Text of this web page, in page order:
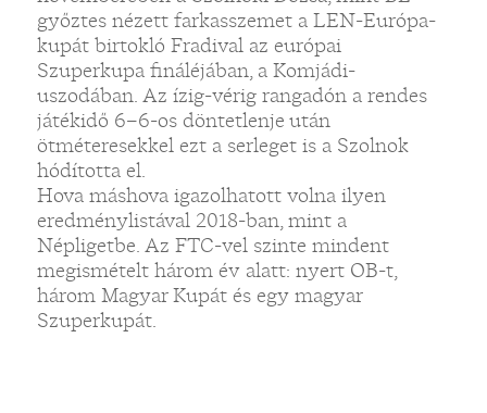
győztes nézett farkasszemet a LEN-Európa-
kupát birtokló Fradival az európai
Szuperkupa fináléjában, a Komjádi-
uszodában. Az ízig-vérig rangadón a rendes
játékidő 6–6-os döntetlenje után
ötméteresekkel ezt a serleget is a Szolnok
hódította el.
Hova máshova igazolhatott volna ilyen
eredménylistával 2018-ban, mint a
Népligetbe. Az FTC-vel szinte mindent
megismételt három év alatt: nyert OB-t,
három Magyar Kupát és egy magyar
Szuperkupát.